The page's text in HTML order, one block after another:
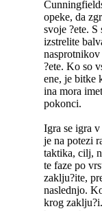
opeke, da
svoje ?ete.
izstrelite
?ete. Ko so
ene, je bitke
ina mora
pokonci.
Igra se igra
je na potezi
taktika, cilj,
te faze po
zaklju?ite,
naslednjo.
krog